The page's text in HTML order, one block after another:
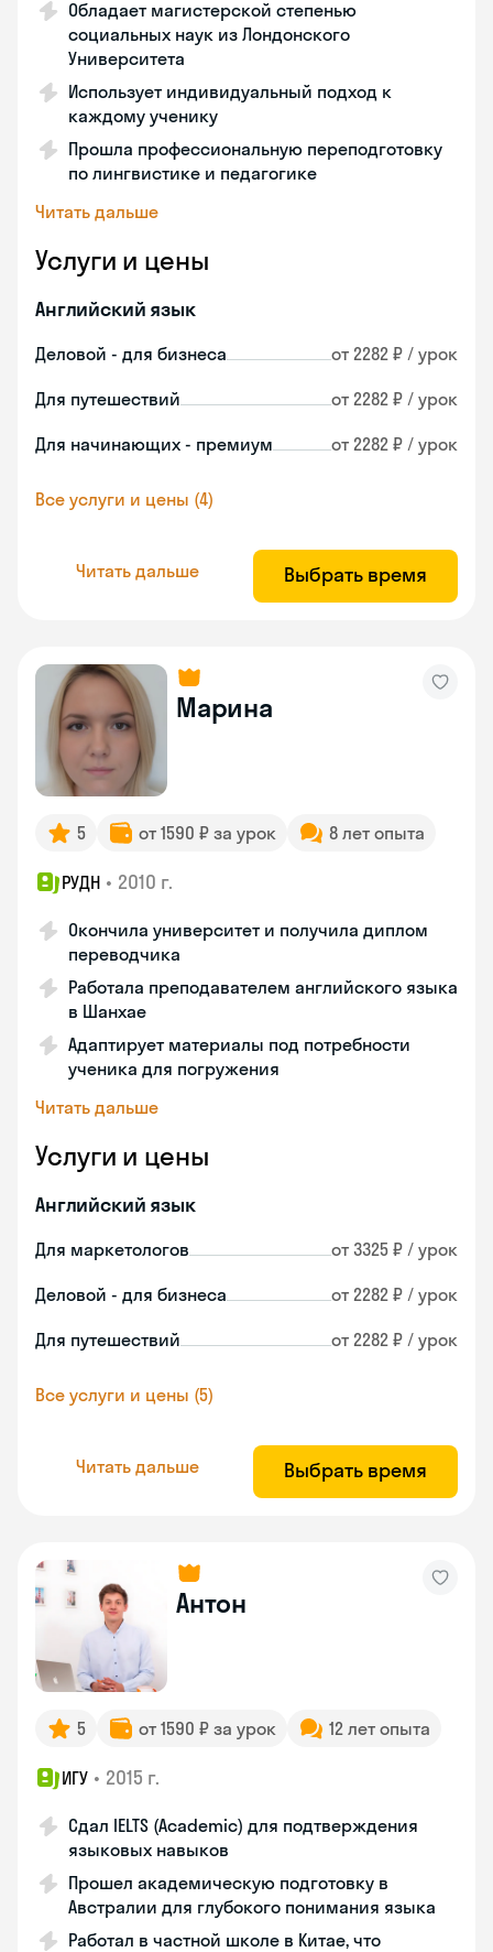
Обладает магистерской степенью
социальных наук из Лондонского
Университета
Использует индивидуальный подход к
каждому ученику
Прошла профессиональную переподготовку
по лингвистике и педагогике
Читать дальше
Услуги и цены
Английский язык
Деловой - для бизнеса от 2282 ₽ / урок
Для путешествий от 2282 ₽ / урок
Для начинающих - премиум от 2282 ₽ / урок
Все услуги и цены (4)
Читать дальше Выбрать время
Марина
5 от 1590 ₽ за урок 8 лет опыта
РУДН • 2010 г.
Окончила университет и получила диплом
переводчика
Работала преподавателем английского языка
в Шанхае
Адаптирует материалы под потребности
ученика для погружения
Читать дальше
Услуги и цены
Английский язык
Для маркетологов от 3325 ₽ / урок
Деловой - для бизнеса от 2282 ₽ / урок
Для путешествий от 2282 ₽ / урок
Все услуги и цены (5)
Читать дальше Выбрать время
Антон
5 от 1590 ₽ за урок 12 лет опыта
ИГУ • 2015 г.
Сдал IELTS (Academic) для подтверждения
языковых навыков
Прошел академическую подготовку в
Австралии для глубокого понимания языка
Работал в частной школе в Китае, что